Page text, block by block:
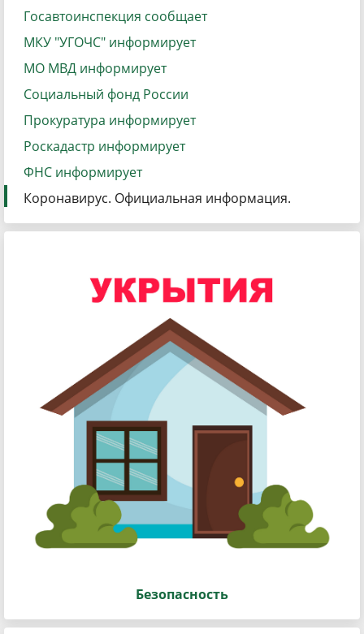
Госавтоинспекция сообщает
МКУ "УГОЧС" информирует
МО МВД информирует
Социальный фонд России
Прокуратура информирует
Роскадастр информирует
ФНС информирует
Коронавирус. Официальная информация.
Безопасность